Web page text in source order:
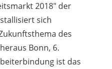
2018″ der
sich
des
Bonn, 6.
ist das